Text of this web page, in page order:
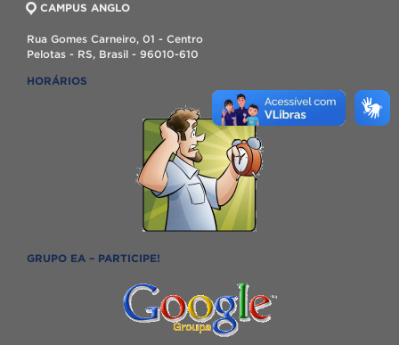
CAMPUS ANGLO
Rua Gomes Carneiro, 01 - Centro
Pelotas - RS, Brasil - 96010-610
HORÁRIOS
GRUPO EA – PARTICIPE!